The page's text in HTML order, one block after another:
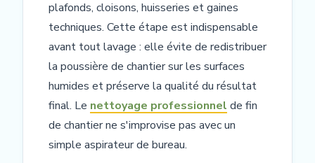
plafonds, cloisons, huisseries et gaines
techniques. Cette étape est indispensable
avant tout lavage : elle évite de redistribuer
la poussière de chantier sur les surfaces
humides et préserve la qualité du résultat
final. Le nettoyage professionnel de fin
de chantier ne s'improvise pas avec un
simple aspirateur de bureau.